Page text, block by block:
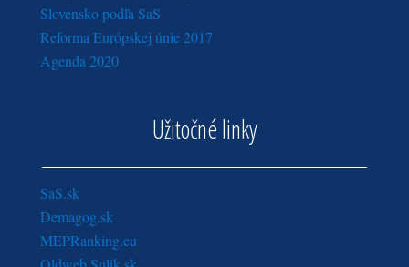
Slovensko podľa SaS
Reforma Európskej únie 2017
Agenda 2020
Užitočné linky
SaS.sk
Demagog.sk
MEPRanking.eu